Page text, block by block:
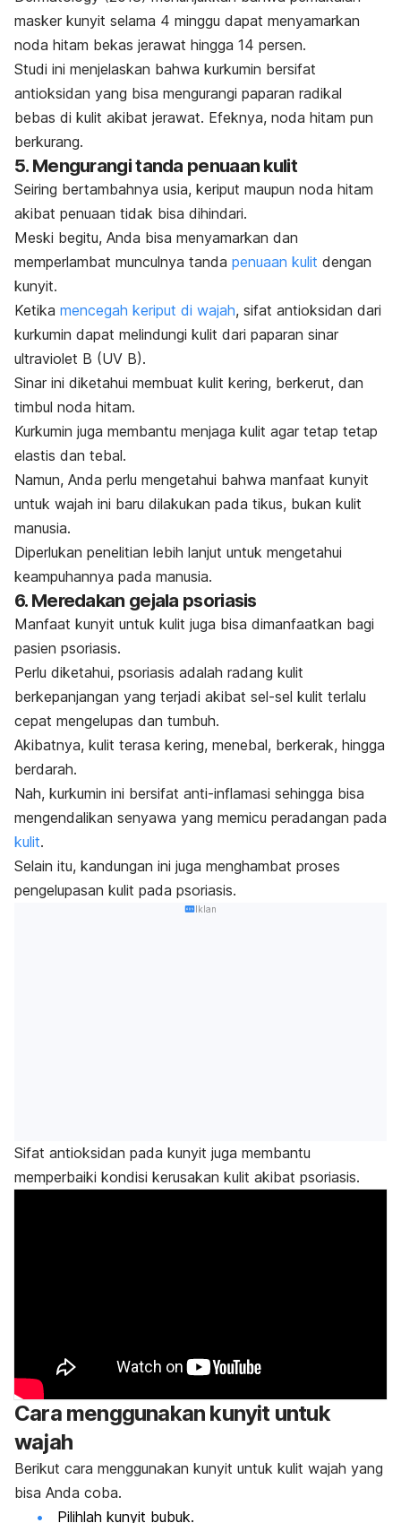
masker kunyit selama 4 minggu dapat menyamarkan
noda hitam bekas jerawat hingga 14 persen.
Studi ini menjelaskan bahwa kurkumin bersifat
antioksidan yang bisa mengurangi paparan radikal
bebas di kulit akibat jerawat. Efeknya, noda hitam pun
berkurang.
5. Mengurangi tanda penuaan kulit
Seiring bertambahnya usia, keriput maupun noda hitam
akibat penuaan tidak bisa dihindari.
Meski begitu, Anda bisa menyamarkan dan
memperlambat munculnya tanda penuaan kulit dengan
kunyit.
Ketika mencegah keriput di wajah, sifat antioksidan dari
kurkumin dapat melindungi kulit dari paparan sinar
ultraviolet B (UV B).
Sinar ini diketahui membuat kulit kering, berkerut, dan
timbul noda hitam.
Kurkumin juga membantu menjaga kulit agar tetap tetap
elastis dan tebal.
Namun, Anda perlu mengetahui bahwa manfaat kunyit
untuk wajah ini baru dilakukan pada tikus, bukan kulit
manusia.
Diperlukan penelitian lebih lanjut untuk mengetahui
keampuhannya pada manusia.
6. Meredakan gejala psoriasis
Manfaat kunyit untuk kulit juga bisa dimanfaatkan bagi
pasien psoriasis.
Perlu diketahui, psoriasis adalah radang kulit
berkepanjangan yang terjadi akibat sel-sel kulit terlalu
cepat mengelupas dan tumbuh.
Akibatnya, kulit terasa kering, menebal, berkerak, hingga
berdarah.
Nah, kurkumin ini bersifat anti-inflamasi sehingga bisa
mengendalikan senyawa yang memicu peradangan pada
kulit.
Selain itu, kandungan ini juga menghambat proses
pengelupasan kulit pada psoriasis.
Iklan
Sifat antioksidan pada kunyit juga membantu
memperbaiki kondisi kerusakan kulit akibat psoriasis.
Cara menggunakan kunyit untuk
wajah
Berikut cara menggunakan kunyit untuk kulit wajah yang
bisa Anda coba.
Pilihlah kunyit bubuk.